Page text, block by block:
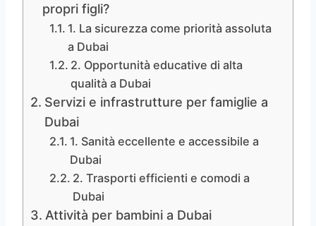
propri figli?
1. La sicurezza come priorità assoluta
a Dubai
2. Opportunità educative di alta
qualità a Dubai
Servizi e infrastrutture per famiglie a
Dubai
1. Sanità eccellente e accessibile a
Dubai
2. Trasporti efficienti e comodi a
Dubai
Attività per bambini a Dubai